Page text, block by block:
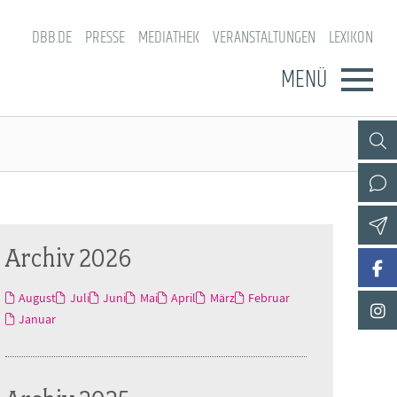
DBB.DE PRESSE MEDIATHEK VERANSTALTUNGEN LEXIKON
MENÜ
Archiv 2026
August Juli Juni Mai April März
Februar
Januar